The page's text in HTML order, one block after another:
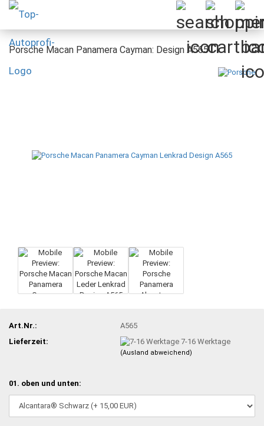
Porsche Macan Panamera Cayman: Design A565
Art.Nr.:
A565
Lieferzeit:
7-16 Werktage
(Ausland abweichend)
01. oben und unten: